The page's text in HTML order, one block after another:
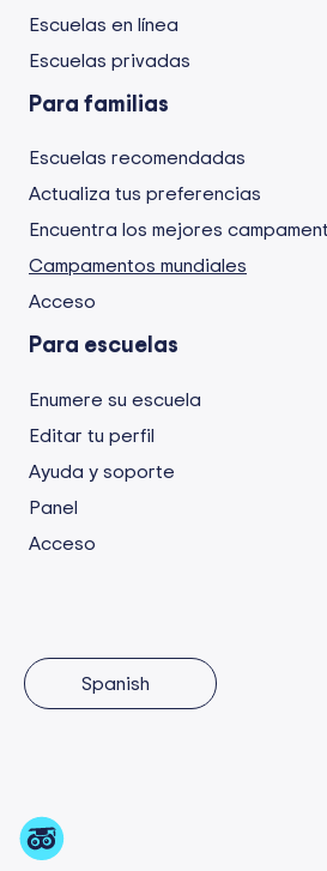
Escuelas en línea
Escuelas privadas
Para familias
Escuelas recomendadas
Actualiza tus preferencias
Encuentra los mejores
Campamentos mundiales
Acceso
Para escuelas
Enumere su escuela
Editar tu perfil
Ayuda y soporte
Panel
Acceso
Spanish